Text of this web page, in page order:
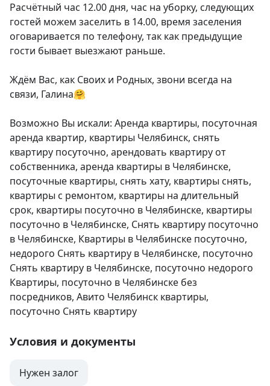
Расчётный час 12.00 дня, час на уборку, следующих
гостей можем заселить в 14.00, время заселения
оговаривается по телефону, так как предыдущие
гости бывает выезжают раньше.
Ждём Вас, как Своих и Родных, звони всегда на
связи, Галина🤗
Возможно Вы искали: Аренда квартиры, посуточная
аренда квартир, квартиры Челябинск, снять
квартиру посуточно, арендовать квартиру от
собственника, аренда квартиры в Челябинске,
посуточные квартиры, снять хату, квартиры снять,
квартиры с ремонтом, квартиры на длительный
срок, квартиры посуточно в Челябинске, квартиры
посуточно в Челябинске, Снять квартиру посуточно
в Челябинске, Квартиры в Челябинске посуточно,
недорого Снять квартиру в Челябинске, посуточно
Снять квартиру в Челябинске, посуточно недорого
Квартиры, посуточно в Челябинске без
посредников, Авито Челябинск квартиры,
посуточно Снять квартиру
Условия и документы
Нужен залог